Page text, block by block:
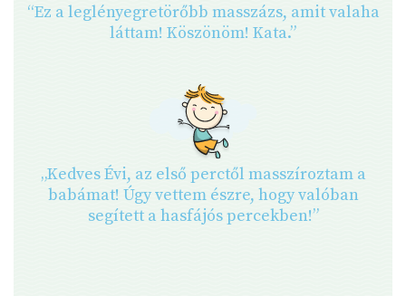
“Ez a leglényegretörőbb masszázs, amit valaha
láttam! Köszönöm! Kata.”
„Kedves Évi, az első perctől masszíroztam a
babámat! Úgy vettem észre, hogy valóban
segített a hasfájós percekben!”